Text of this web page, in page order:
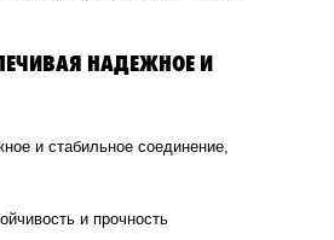
НАДЕЖНОЕ И
и стабильное соединение,
и прочность